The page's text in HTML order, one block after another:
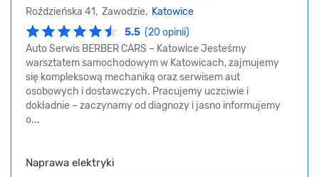
Roździeńska 41, Zawodzie, Katowice
5.5 (20 opinii)
Auto Serwis BERBER CARS – Katowice Jesteśmy
warsztatem samochodowym w Katowicach, zajmujemy
się kompleksową mechaniką oraz serwisem aut
osobowych i dostawczych. Pracujemy uczciwie i
dokładnie – zaczynamy od diagnozy i jasno informujemy
o...
Naprawa elektryki